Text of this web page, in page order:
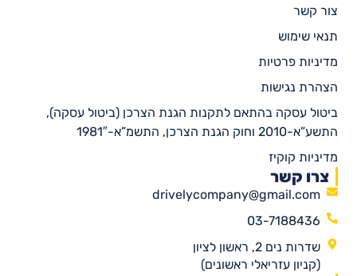
צור קשר
תנאי שימוש
מדיניות פרטיות
הצהרת נגישות
ביטול עסקה בהתאם לתקנות הגנת הצרכן (ביטול עסקה),
התשע”א-2010 וחוק הגנת הצרכן, התשמ”א-1981″
מדיניות קוקיז
צרו קשר
drivelycompany@gmail.com
03-7188436
שדרות נים 2, ראשון לציון
(קניון עזריאלי ראשונים)